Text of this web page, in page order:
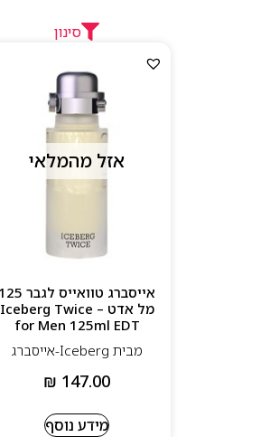
סינון
אזל מהמלאי
אייסברג טוואייס לגבר 125
מל אדט – Iceberg Twice
for Men 125ml EDT
מבית Iceberg-אייסברג
₪ 147.00
מידע נוסף